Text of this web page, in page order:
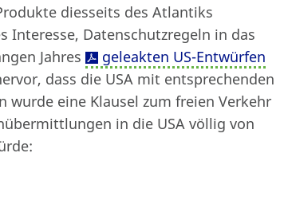
diesseits des Atlantiks
Interesse, Datenschutzregeln in das
Jahres
geleakten US-Entwürfen
dass die USA mit entsprechenden
eine Klausel zum freien Verkehr
in die USA völlig von